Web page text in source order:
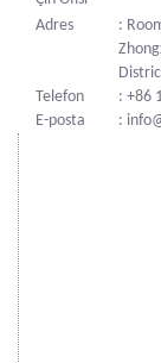
Adres
:
Telefon
: +86
E-posta
: